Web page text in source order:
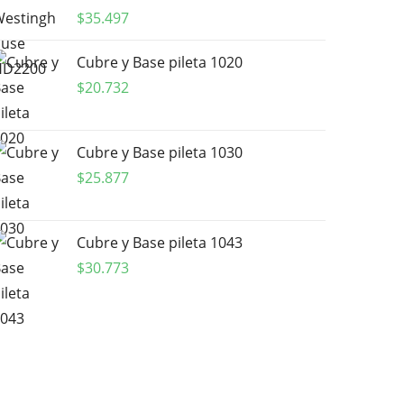
$35.497
Cubre y Base pileta 1020
$20.732
Cubre y Base pileta 1030
$25.877
Cubre y Base pileta 1043
$30.773